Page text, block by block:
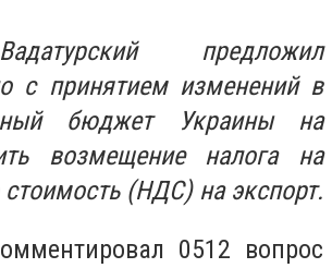
предложил
с принятием изменений в
бюджет Украины на
возмещение налога на
(НДС) на экспорт.
0512 вопрос